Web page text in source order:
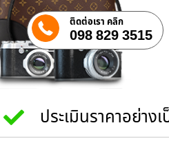
ติดต่อเรา คลิก
098 829 3515
ประเมินราคาอย่าง